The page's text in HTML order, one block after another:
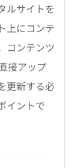
ルサイトを
上にコンテ
コンテンツ
接アップ
更新する必
イントで